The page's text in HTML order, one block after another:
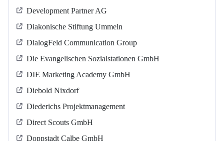
Development Partner AG
Diakonische Stiftung Ummeln
DialogFeld Communication Group
Die Evangelischen Sozialstationen GmbH
DIE Marketing Academy GmbH
Diebold Nixdorf
Diederichs Projektmanagement
Direct Scouts GmbH
Doppstadt Calbe GmbH